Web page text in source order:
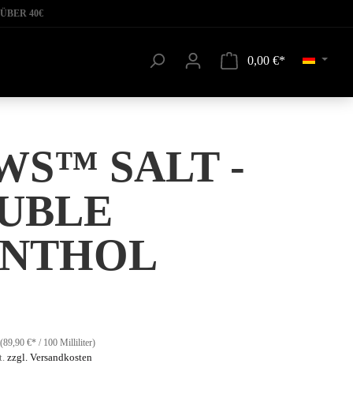
40€
0,00 €*
SALT -
(89,90 €* / 100 Milliliter)
zzgl. Versandkosten